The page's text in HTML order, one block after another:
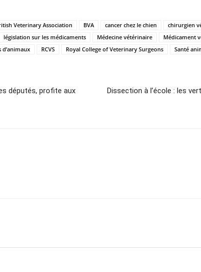
Veterinary Association BVA cancer chez le chien chirurgien
législation sur les médicaments Médecine vétérinaire Médicament
RCVS Royal College of Veterinary Surgeons Santé
députés, profite aux
Dissection à l’école : les